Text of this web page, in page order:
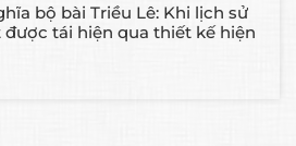
bộ bài Triều Lê: Khi lịch sử
được tái hiện qua thiết kế hiện